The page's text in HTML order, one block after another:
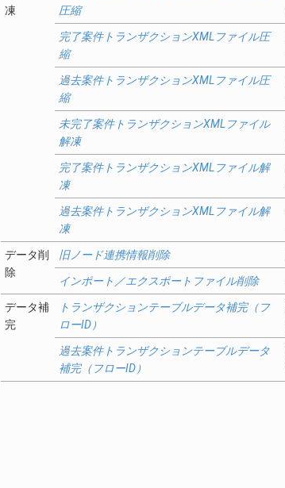
凍
圧縮
完了案件トランザクションXMLファイル圧
縮
過去案件トランザクションXMLファイル圧
縮
未完了案件トランザクションXMLファイル
解凍
完了案件トランザクションXMLファイル解
凍
過去案件トランザクションXMLファイル解
凍
データ削
除
旧ノード連携情報削除
インポート／エクスポートファイル削除
データ補
完
トランザクションテーブルデータ補完（フ
ローID）
過去案件トランザクションテーブルデータ
補完（フローID）